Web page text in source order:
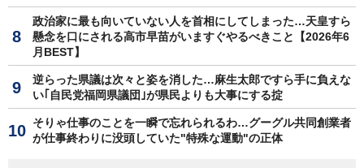
政治家に最も向いていない人を首相にしてしまった…天皇すら
懸念を口にされる高市早苗がいますぐやるべきこと【2026年6
月BEST】
逆らった県議は次々と姿を消した…麻生太郎ですら手に負えな
い｢自民党福岡県議団｣が県民よりも大事にする掟
そりゃ仕事のことを一瞬で忘れられるわ…グーグル共同創業者
が仕事終わりに没頭していた"特殊な運動"の正体